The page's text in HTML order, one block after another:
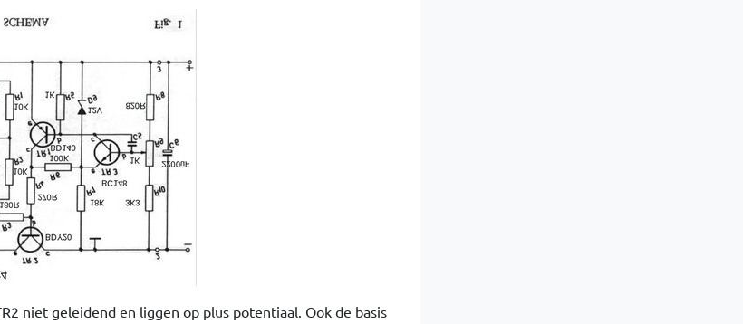
niet geleidend en liggen op plus potentiaal. Ook de basis